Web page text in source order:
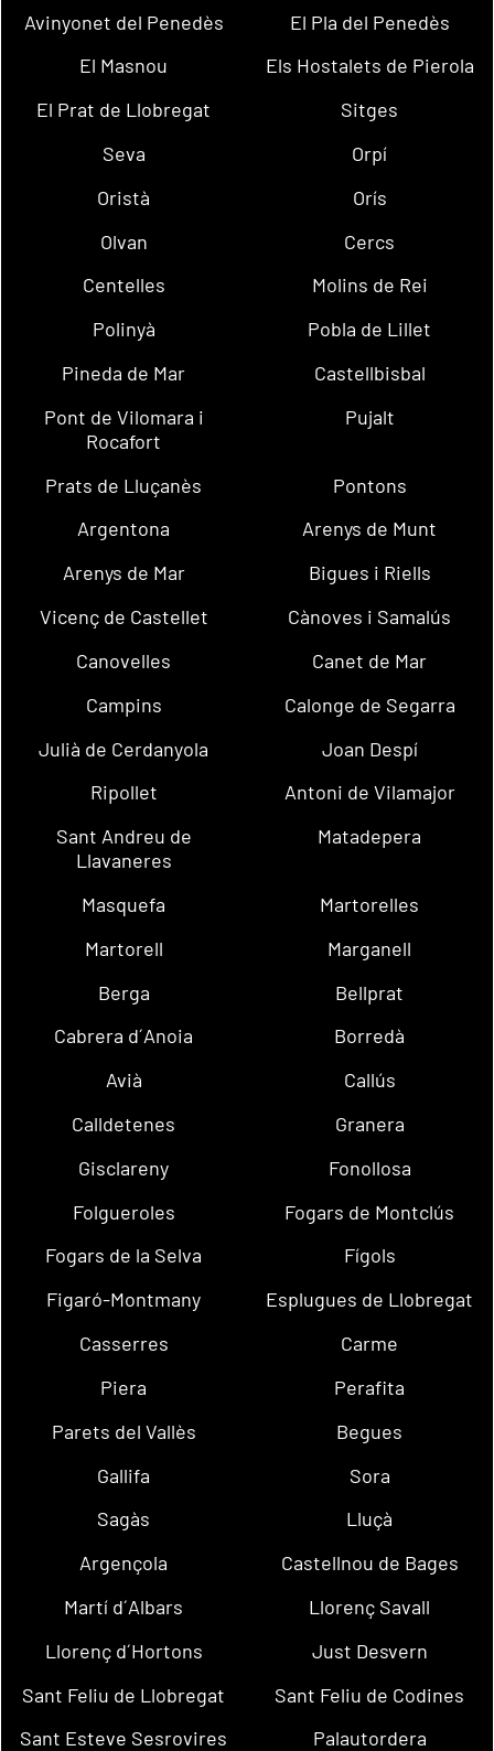
Avinyonet del Penedès
El Pla del Penedès
El Masnou
Els Hostalets de Pierola
El Prat de Llobregat
Sitges
Seva
Orpí
Oristà
Orís
Olvan
Cercs
Centelles
Molins de Rei
Polinyà
Pobla de Lillet
Pineda de Mar
Castellbisbal
Pont de Vilomara i
Rocafort
Pujalt
Prats de Lluçanès
Pontons
Argentona
Arenys de Munt
Arenys de Mar
Bigues i Riells
Vicenç de Castellet
Cànoves i Samalús
Canovelles
Canet de Mar
Campins
Calonge de Segarra
Julià de Cerdanyola
Joan Despí
Ripollet
Antoni de Vilamajor
Sant Andreu de
Llavaneres
Matadepera
Masquefa
Martorelles
Martorell
Marganell
Berga
Bellprat
Cabrera d´Anoia
Borredà
Avià
Callús
Calldetenes
Granera
Gisclareny
Fonollosa
Folgueroles
Fogars de Montclús
Fogars de la Selva
Fígols
Figaró-Montmany
Esplugues de Llobregat
Casserres
Carme
Piera
Perafita
Parets del Vallès
Begues
Gallifa
Sora
Sagàs
Lluçà
Argençola
Castellnou de Bages
Martí d´Albars
Llorenç Savall
Llorenç d´Hortons
Just Desvern
Sant Feliu de Llobregat
Sant Feliu de Codines
Sant Esteve Sesrovires
Palautordera